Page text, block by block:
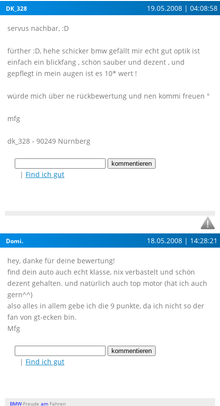
DK_328 19.05.2008 | 04:08:58
servus nachbar, :D
fürther :D, hehe schicker bmw gefällt mir echt gut optik ist
einfach ein blickfang , schön sauber und dezent , und
gepflegt in mein augen ist es 10* wert !
würde mich über ne rückbewertung und nen kommi freuen °
mfg
dk_328 - 90249 Nürnberg
| Find ich gut
Domi. 18.05.2008 | 14:28:21
hey, danke für deine bewertung!
find dein auto auch echt klasse, nix verbastelt und schön
dezent gehalten. und natürlich auch top motor (hät ich auch
gern^^)
also alles in allem gebe ich die 9 punkte, da ich nicht so der
fan von gt-ecken bin.
Mfg
| Find ich gut
BMW-Freude am Fahren